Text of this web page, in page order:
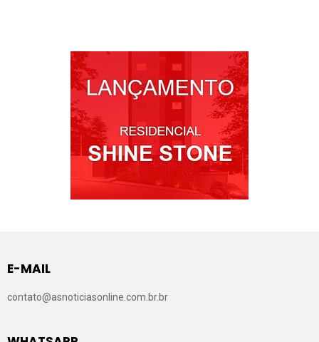
E-MAIL
contato@asnoticiasonline.com.br.br